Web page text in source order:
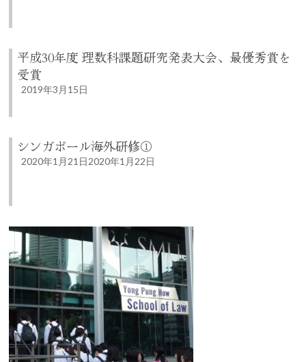
平成30年度 理数科課題研究発表大会、最優秀賞を
受賞
2019年3月15日
シンガポール海外研修①
2020年1月21日2020年1月22日